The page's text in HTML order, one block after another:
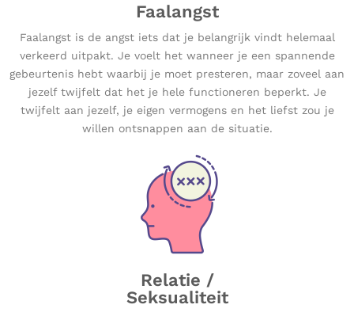
Faalangst
Faalangst is de angst iets dat je belangrijk vindt helemaal
verkeerd uitpakt. Je voelt het wanneer je een spannende
gebeurtenis hebt waarbij je moet presteren, maar zoveel aan
jezelf twijfelt dat het je hele functioneren beperkt. Je
twijfelt aan jezelf, je eigen vermogens en het liefst zou je
willen ontsnappen aan de situatie.
Relatie /
Seksualiteit